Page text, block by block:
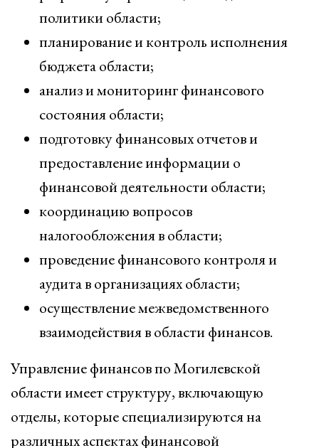
политики области;
планирование и контроль исполнения
бюджета области;
анализ и мониторинг финансового
состояния области;
подготовку финансовых отчетов и
предоставление информации о
финансовой деятельности области;
координацию вопросов
налогообложения в области;
проведение финансового контроля и
аудита в организациях области;
осуществление межведомственного
взаимодействия в области финансов.
Управление финансов по Могилевской
области имеет структуру, включающую
отделы, которые специализируются на
различных аспектах финансовой